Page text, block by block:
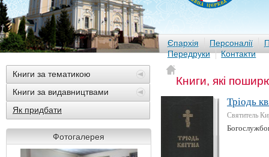
Єпархія Персоналії
Передруки
Контакти
Книги за тематикою
Книги за видавництвами
Як придбати
Фотогалерея
Книги, які
Тріодь
Святитель